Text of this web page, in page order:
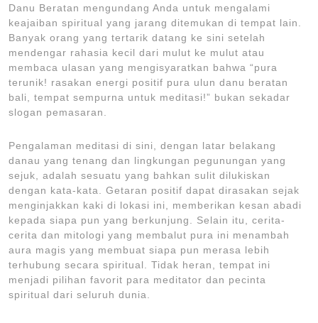
Danu Beratan mengundang Anda untuk mengalami
keajaiban spiritual yang jarang ditemukan di tempat lain.
Banyak orang yang tertarik datang ke sini setelah
mendengar rahasia kecil dari mulut ke mulut atau
membaca ulasan yang mengisyaratkan bahwa “pura
terunik! rasakan energi positif pura ulun danu beratan
bali, tempat sempurna untuk meditasi!” bukan sekadar
slogan pemasaran.
Pengalaman meditasi di sini, dengan latar belakang
danau yang tenang dan lingkungan pegunungan yang
sejuk, adalah sesuatu yang bahkan sulit dilukiskan
dengan kata-kata. Getaran positif dapat dirasakan sejak
menginjakkan kaki di lokasi ini, memberikan kesan abadi
kepada siapa pun yang berkunjung. Selain itu, cerita-
cerita dan mitologi yang membalut pura ini menambah
aura magis yang membuat siapa pun merasa lebih
terhubung secara spiritual. Tidak heran, tempat ini
menjadi pilihan favorit para meditator dan pecinta
spiritual dari seluruh dunia.